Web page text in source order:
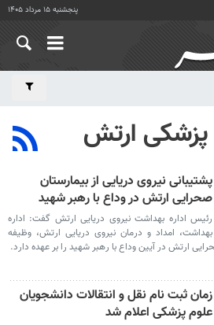
پنجشنبه ۱۵ مرداد ۱۴۰۵
پزشکی ارتش
پشتیبانی نیروی دریایی از بیمارستان
صحرایی ارتش در وداع با رهبر شهید
رئیس اداره بهداشت نیروی دریایی ارتش گفت: اداره
بهداشت، امداد و درمان نیروی دریایی ارتش، وظیفه
ارتش در آیین وداع با رهبر شهید را بر عهده دارد.
زمان ثبت نام نقل و انتقالات دانشجویان
علوم پزشکی اعلام شد